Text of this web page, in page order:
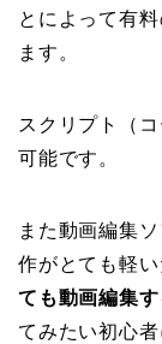
とによって有
ます。
スクリプト（
可能です。
また動画編集
作がとても軽い
ても動画編集
てみたい初心者